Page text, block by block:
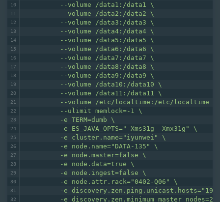
         --volume /data1:/data1 \
         --volume /data2:/data2 \
         --volume /data3:/data3 \
         --volume /data4:/data4 \
         --volume /data5:/data5 \
         --volume /data6:/data6 \
         --volume /data7:/data7 \
         --volume /data8:/data8 \
         --volume /data9:/data9 \
         --volume /data10:/data10 \
         --volume /data11:/data11 \
         --volume /etc/localtime:/etc/localtime \
         --ulimit memlock=-1 \
         -e TERM=dumb \
         -e ES_JAVA_OPTS="-Xms31g -Xmx31g" \
         -e cluster.name="iyunwei" \
         -e node.name="DATA-135" \
         -e node.master=false \
         -e node.data=true \
         -e node.ingest=false \
         -e node.attr.rack="0402-Q06" \
-e
-e discovery.zen.minimum_master_nodes=2